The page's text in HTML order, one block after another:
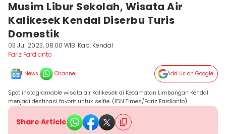
Musim Libur Sekolah, Wisata Air
Kalikesek Kendal Diserbu Turis
Domestik
03 Jul 2023, 08:00 WIB Kab. Kendal
Fariz Fardianto
News Channel Add Us on Google
Spot instagramable wisata air Kalikesek di Kecamatan Limbangan Kendal
menjadi destinasi favorit untuk selfie. (IDN Times/Fariz Fardianto)
Share Article